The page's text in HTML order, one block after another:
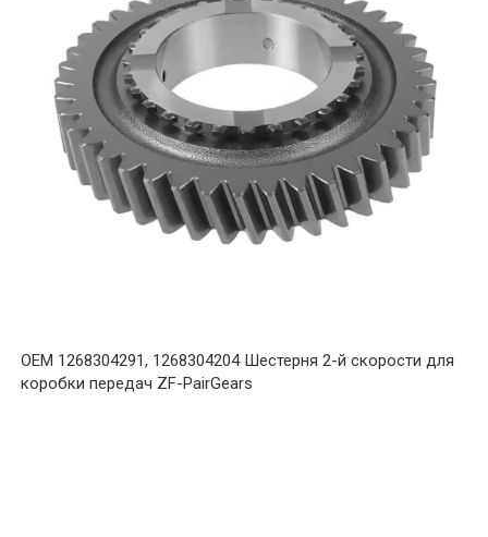
OEM 1268304291, 1268304204 Шестерня 2-й скорости для
коробки передач ZF-PairGears